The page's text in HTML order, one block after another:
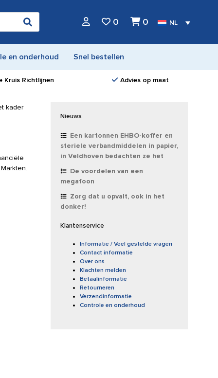
0 0 NL
en onderhoud Snel bestellen
Kruis Richtlijnen Advies op maat
kader
Nieuws
Een kartonnen EHBO-koffer en
steriele verbandmiddelen in papier,
in Veldhoven bedachten ze het
De voordelen van een
megafoon
Zorg dat u opvalt, ook in het
donker!
Klantenservice
Informatie / Veel gestelde vragen
Contact informatie
Over ons
Klachten melden
Betaalinformatie
Retourneren
Verzendinformatie
Controle en onderhoud